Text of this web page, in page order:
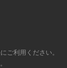
ご利用ください。